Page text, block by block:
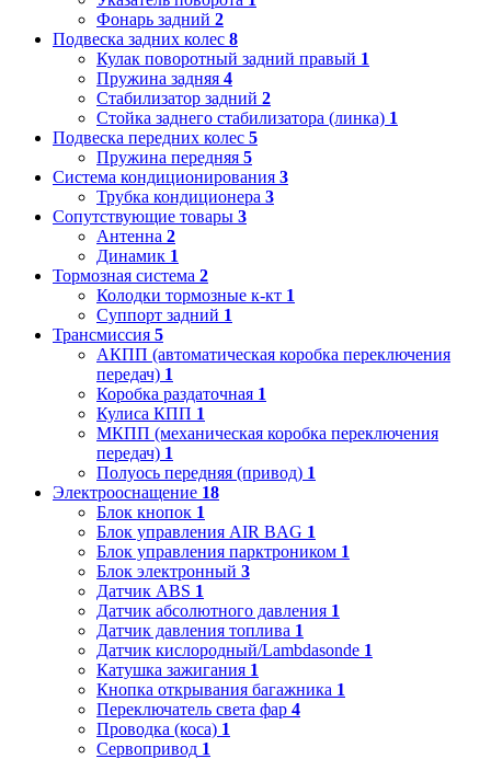
Фонарь задний 2
Подвеска задних колес 8
Кулак поворотный задний правый 1
Пружина задняя 4
Стабилизатор задний 2
Стойка заднего стабилизатора (линка) 1
Подвеска передних колес 5
Пружина передняя 5
Система кондиционирования 3
Трубка кондиционера 3
Сопутствующие товары 3
Антенна 2
Динамик 1
Тормозная система 2
Колодки тормозные к-кт 1
Суппорт задний 1
Трансмиссия 5
АКПП (автоматическая коробка переключения
передач) 1
Коробка раздаточная 1
Кулиса КПП 1
МКПП (механическая коробка переключения
передач) 1
Полуось передняя (привод) 1
Электрооснащение 18
Блок кнопок 1
Блок управления AIR BAG 1
Блок управления парктроником 1
Блок электронный 3
Датчик ABS 1
Датчик абсолютного давления 1
Датчик давления топлива 1
Датчик кислородный/Lambdasonde 1
Катушка зажигания 1
Кнопка открывания багажника 1
Переключатель света фар 4
Проводка (коса) 1
Сервопривод 1